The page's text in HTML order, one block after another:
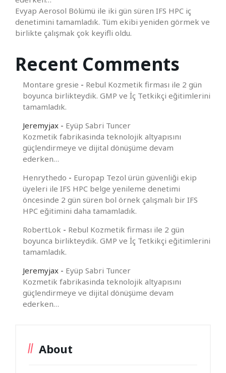
Evyap Aerosol Bölümü ile iki gün süren IFS HPC iç
denetimini tamamladık. Tüm ekibi yeniden görmek ve
birlikte çalışmak çok keyifli oldu.
Recent Comments
Montare gresie - Rebul Kozmetik firması ile 2 gün
boyunca birlikteydik. GMP ve İç Tetkikçi eğitimlerini
tamamladık.
Jeremyjax - Eyüp Sabri Tuncer
Kozmetik fabrikasinda teknolojik altyapısını
güçlendirmeye ve dijital dönüşüme devam
ederken…
Henrythedo - Europap Tezol ürün güvenliği ekip
üyeleri ile IFS HPC belge yenileme denetimi
öncesinde 2 gün süren bol örnek çalışmalı bir IFS
HPC eğitimini daha tamamladık.
RobertLok - Rebul Kozmetik firması ile 2 gün
boyunca birlikteydik. GMP ve İç Tetkikçi eğitimlerini
tamamladık.
Jeremyjax - Eyüp Sabri Tuncer
Kozmetik fabrikasinda teknolojik altyapısını
güçlendirmeye ve dijital dönüşüme devam
ederken…
About